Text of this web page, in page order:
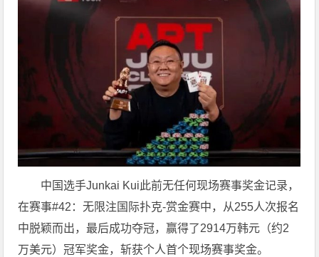
中国选手Junkai Kui此前无任何现场赛事奖金记录，
在赛事#42：无限注国际扑克-赏金赛中，从255人次报名
中脱颖而出，最后成功夺冠，赢得了2914万韩元（约2
万美元）冠军奖金，斩获个人首个现场赛事奖金。